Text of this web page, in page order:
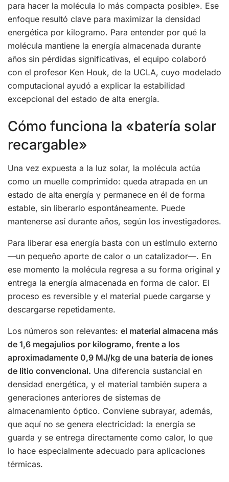
para hacer la molécula lo más compacta posible». Ese
enfoque resultó clave para maximizar la densidad
energética por kilogramo. Para entender por qué la
molécula mantiene la energía almacenada durante
años sin pérdidas significativas, el equipo colaboró
con el profesor Ken Houk, de la UCLA, cuyo modelado
computacional ayudó a explicar la estabilidad
excepcional del estado de alta energía.
Cómo funciona la «batería solar
recargable»
Una vez expuesta a la luz solar, la molécula actúa
como un muelle comprimido: queda atrapada en un
estado de alta energía y permanece en él de forma
estable, sin liberarlo espontáneamente. Puede
mantenerse así durante años, según los investigadores.
Para liberar esa energía basta con un estímulo externo
—un pequeño aporte de calor o un catalizador—. En
ese momento la molécula regresa a su forma original y
entrega la energía almacenada en forma de calor. El
proceso es reversible y el material puede cargarse y
descargarse repetidamente.
Los números son relevantes: el material almacena más
de 1,6 megajulios por kilogramo, frente a los
aproximadamente 0,9 MJ/kg de una batería de iones
de litio convencional. Una diferencia sustancial en
densidad energética, y el material también supera a
generaciones anteriores de sistemas de
almacenamiento óptico. Conviene subrayar, además,
que aquí no se genera electricidad: la energía se
guarda y se entrega directamente como calor, lo que
lo hace especialmente adecuado para aplicaciones
térmicas.